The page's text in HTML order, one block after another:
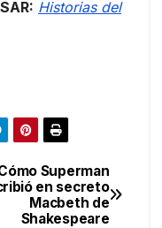
Historias del
Superman
en secreto
Macbeth de
Shakespeare